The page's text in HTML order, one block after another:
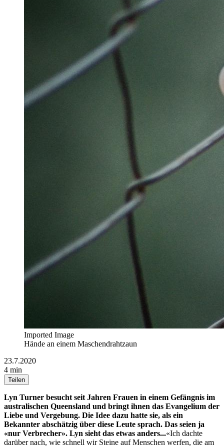
Imported Image
Hände an einem Maschendrahtzaun
23.7.2020
4 min
Teilen
Lyn Turner besucht seit Jahren Frauen in einem Gefängnis im
australischen Queensland und bringt ihnen das Evangelium der
Liebe und Vergebung. Die Idee dazu hatte sie, als ein
Bekannter abschätzig über diese Leute sprach. Das seien ja
«nur Verbrecher». Lyn sieht das etwas anders...«Ich dachte
darüber nach, wie schnell wir Steine auf Menschen werfen, die am